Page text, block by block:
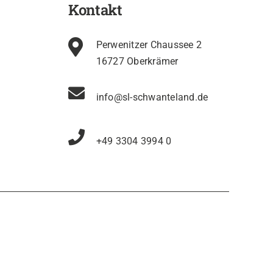
Kontakt
Perwenitzer Chaussee 2
16727 Oberkrämer
info@sl-schwanteland.de
+49 3304 3994 0